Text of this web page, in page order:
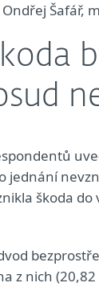
Šafář,
jednání
škoda
z nich